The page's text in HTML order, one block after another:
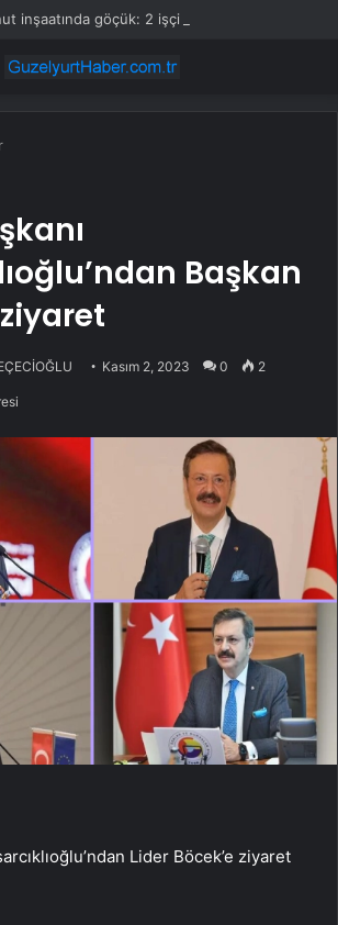
Başkan
Kasım 2, 2023 0 2
Lider Böcek’e ziyaret